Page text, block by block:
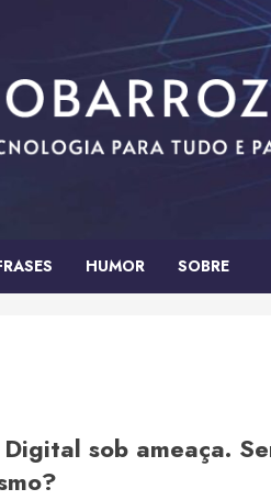
HUMOR SOBRE
sob ameaça.